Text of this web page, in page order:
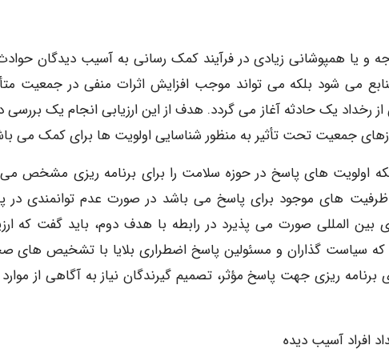
و یا همپوشانی زیادی در فرآیند کمک رسانی به آسیب دیدگان
می شود بلکه می تواند موجب افزایش اثرات منفی در جمعیت
از رخداد یک حادثه آغاز می گردد. هدف از این ارزیابی انجام یک بررسی
جمعیت تحت تأثیر به منظور شناسایی اولویت ها برای کمک می
اولویت های پاسخ در حوزه سلامت را برای برنامه ریزی مشخص
های موجود برای پاسخ می باشد در صورت عدم توانمندی در
المللی صورت می پذیرد در رابطه با هدف دوم، باید گفت که
که سیاست گذاران و مسئولین پاسخ اضطراری بلایا با تشخیص های
ریزی جهت پاسخ مؤثر، تصمیم گیرندگان نیاز به آگاهی از
افراد آسیب دیده